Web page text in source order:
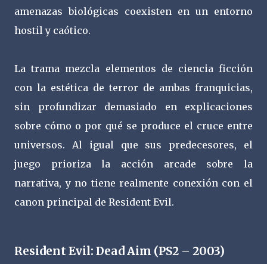
amenazas biológicas coexisten en un entorno
hostil y caótico.
La trama mezcla elementos de ciencia ficción
con la estética de terror de ambas franquicias,
sin profundizar demasiado en explicaciones
sobre cómo o por qué se produce el cruce entre
universos. Al igual que sus predecesores, el
juego prioriza la acción arcade sobre la
narrativa, y no tiene realmente conexión con el
canon principal de Resident Evil.
Resident Evil: Dead Aim (PS2 – 2003)